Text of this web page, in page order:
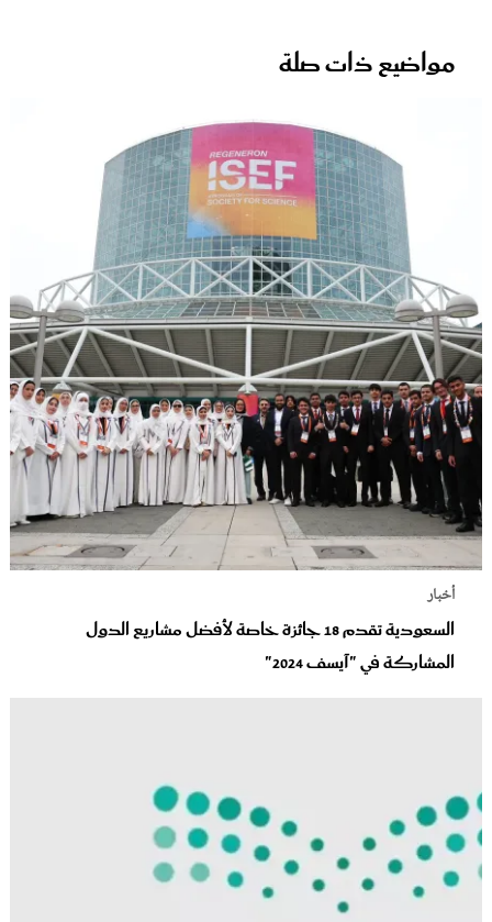
مواضيع ذات صلة
أخبار
السعودية تقدم 18 جائزة خاصة لأفضل مشاريع الدول
المشاركة في "آيسف 2024"